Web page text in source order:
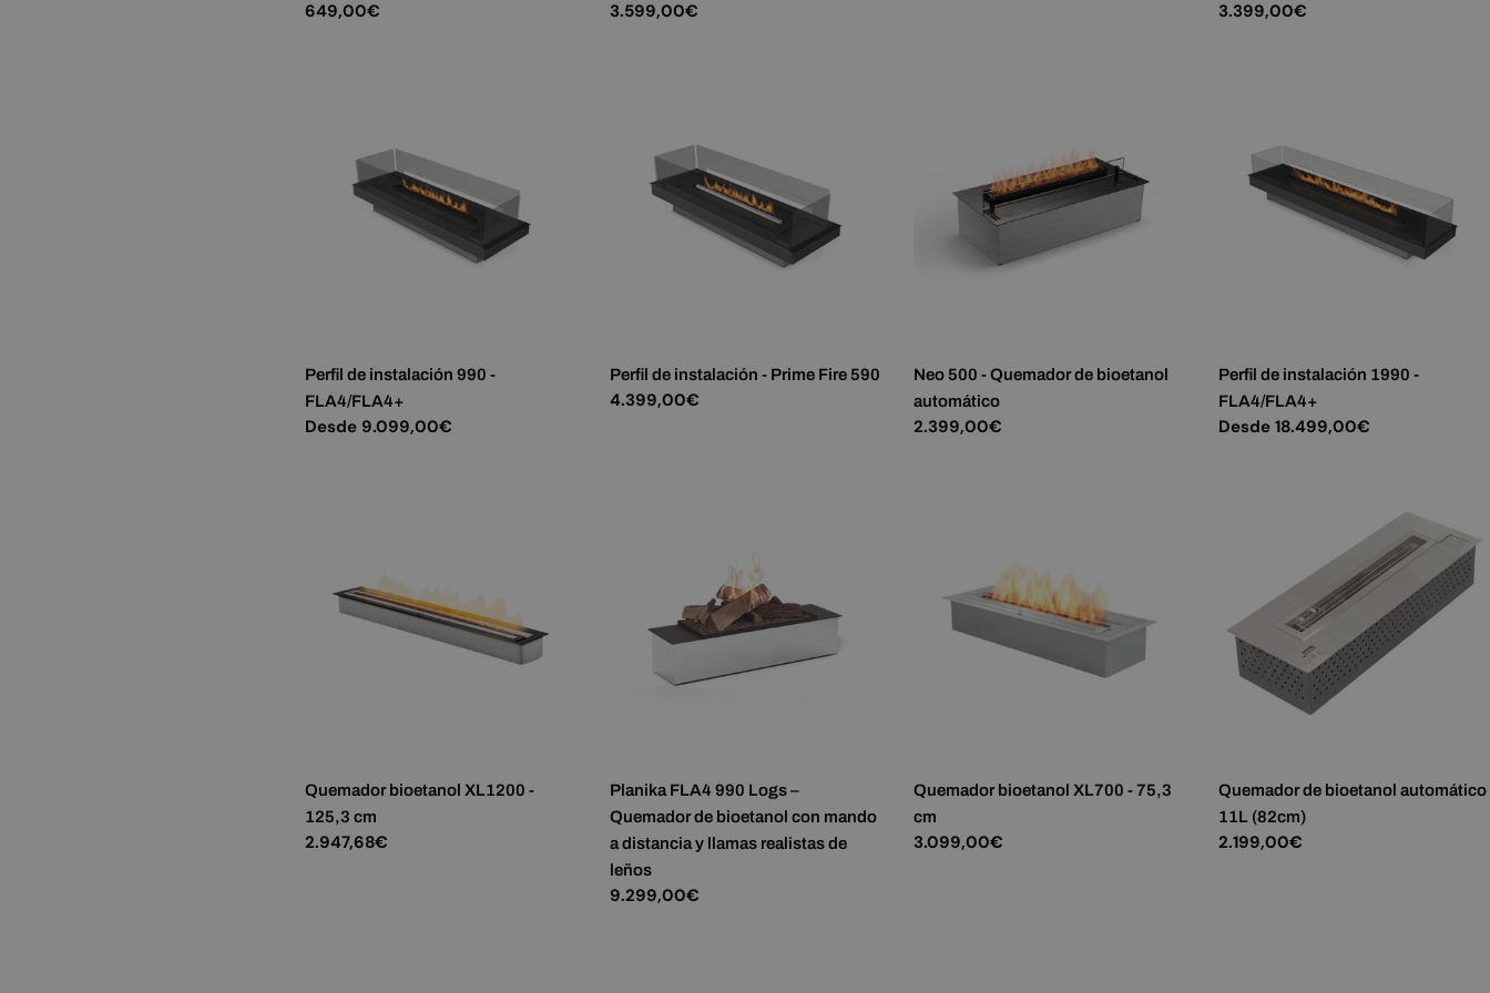
Precio
649,00€
Precio
3.599,00€
Precio
3.399,00€
Perfil de instalación 990 -
FLA4/FLA4+
Precio
Desde 9.099,00€
Perfil de instalación - Prime Fire 590
Precio
4.399,00€
Neo 500 - Quemador de bioetanol
automático
Precio
2.399,00€
Perfil de instalación 1990 -
FLA4/FLA4+
Precio
Desde 18.499,00€
Quemador bioetanol XL1200 -
125,3 cm
Precio
2.947,68€
Planika FLA4 990 Logs –
Quemador de bioetanol con mando
a distancia y llamas realistas de
leños
Precio
9.299,00€
Quemador bioetanol XL700 - 75,3
cm
Precio
3.099,00€
Quemador de bioetanol automático
11L (82cm)
Precio
2.199,00€
RUSSIAN
SERBIAN
SWEDISH